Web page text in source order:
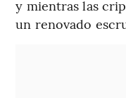
y mientras las
un renovado